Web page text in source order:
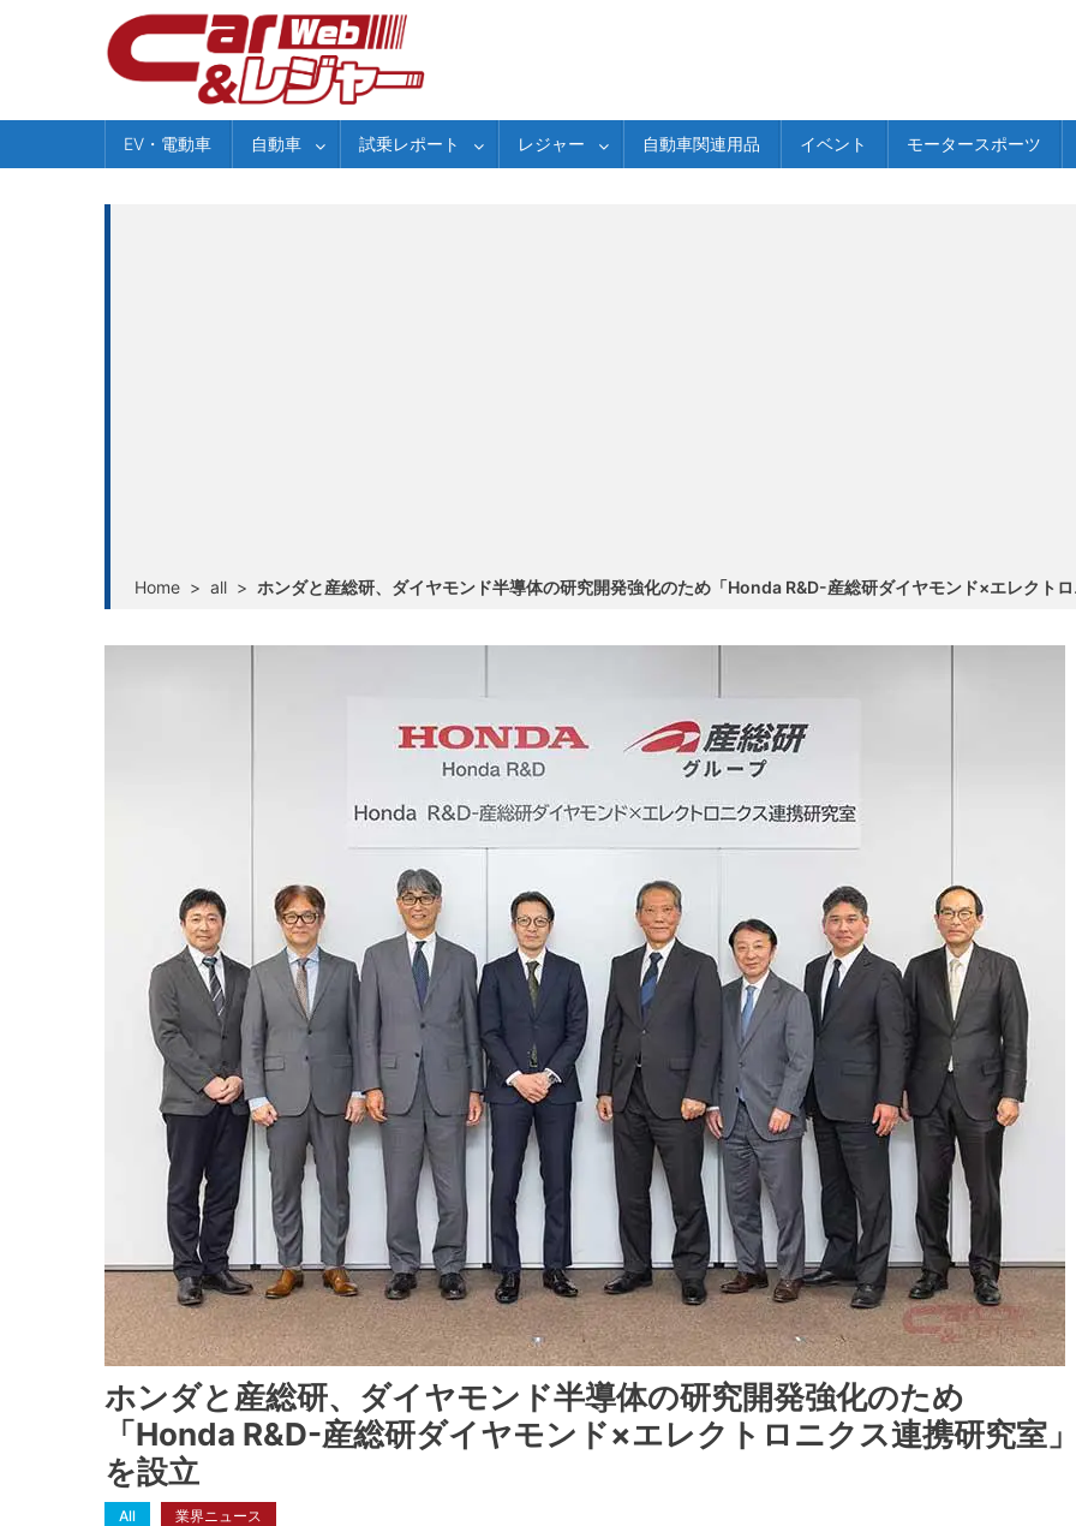
EV・電動車 自動車 試乗レポート レジャー 自動車関連用品 イベント モータースポーツ
Home > all > ホンダと産総研、ダイヤモンド半導体の研究開発強化のため「Honda R&D-産総研ダイヤモンド×エレクト
ホンダと産総研、ダイヤモンド半導体の研究開発強化のため
「Honda R&D-産総研ダイヤモンド×エレクトロニクス連携研究室
を設立
All 業界ニュース